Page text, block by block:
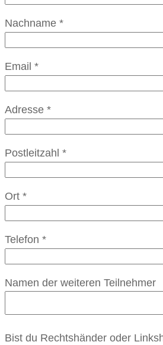
Nachname *
Email *
Adresse *
Postleitzahl *
Ort *
Telefon *
Namen der weiteren Teilnehmer
Bist du Rechtshänder oder